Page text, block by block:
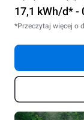
17,1 kWh/d* -
*Przeczytaj więcej o